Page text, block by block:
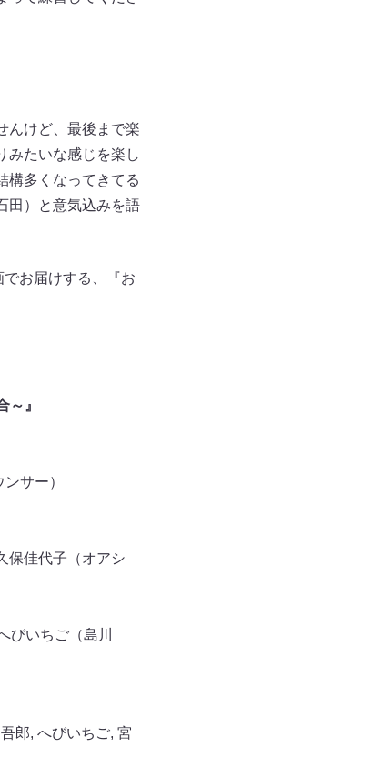
んけど、最後まで楽
みたいな感じを楽し
構多くなってきてる
田）と意気込みを語
お届けする、『お
』
サー）
保佳代子（オアシ
びいちご（島川
郎, へびいちご, 宮